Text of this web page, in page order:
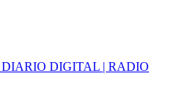
DIARIO DIGITAL | RADIO